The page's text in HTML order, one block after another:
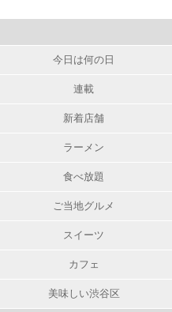
今日は何の日
連載
新着店舗
ラーメン
食べ放題
ご当地グルメ
スイーツ
カフェ
美味しい渋谷区